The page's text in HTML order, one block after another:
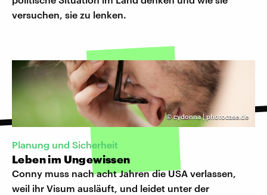
versuchen, sie zu lenken.
©cydonna | photocase.de
Planung und Sicherheit
Leben im Ungewissen
Conny muss nach acht Jahren die USA verlassen,
weil ihr Visum ausläuft, und leidet unter der